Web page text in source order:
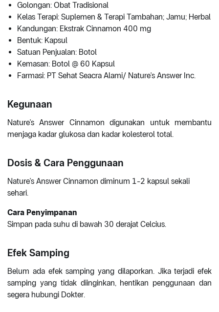
Golongan: Obat Tradisional
Kelas Terapi: Suplemen & Terapi Tambahan; Jamu; Herbal
Kandungan: Ekstrak Cinnamon 400 mg
Bentuk: Kapsul
Satuan Penjualan: Botol
Kemasan: Botol @ 60 Kapsul
Farmasi: PT Sehat Seacra Alami/ Nature's Answer Inc.
Kegunaan
Nature's Answer Cinnamon digunakan untuk membantu
menjaga kadar glukosa dan kadar kolesterol total.
Dosis & Cara Penggunaan
Nature's Answer Cinnamon diminum 1-2 kapsul sekali
sehari.
Cara Penyimpanan
Simpan pada suhu di bawah 30 derajat Celcius.
Efek Samping
Belum ada efek samping yang dilaporkan. Jika terjadi efek
samping yang tidak diinginkan, hentikan penggunaan dan
segera hubungi Dokter.